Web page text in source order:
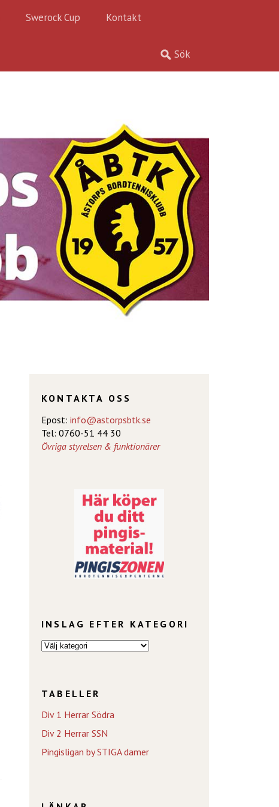
Swerock Cup Kontakt
KONTAKTA OSS
Epost: info@astorpsbtk.se
Tel: 0760-51 44 30
Övriga styrelsen & funktionärer
INSLAG EFTER KATEGORI
TABELLER
Div 1 Herrar Södra
Div 2 Herrar SSN
Pingisligan by STIGA damer